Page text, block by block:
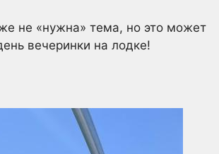
не «нужна» тема, но это может
вечеринки на лодке!